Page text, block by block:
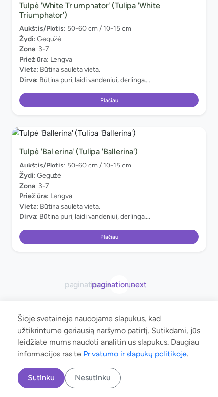
Tulpė 'White Triumphator' (Tulipa 'White
Triumphator')
Aukštis/Plotis: 50-60 cm / 10-15 cm
Žydi: Gegužė
Zona: 3-7
Priežiūra: Lengva
Vieta: Būtina saulėta vieta.
Dirva: Būtina puri, laidi vandeniui, derlinga,...
Plačiau
Tulpė 'Ballerina' (Tulipa 'Ballerina')
Aukštis/Plotis: 50-60 cm / 10-15 cm
Žydi: Gegužė
Zona: 3-7
Priežiūra: Lengva
Vieta: Būtina saulėta vieta.
Dirva: Būtina puri, laidi vandeniui, derlinga,...
Plačiau
pagination.previous
pagination.next
© 2026 manoaugalas.lt. Neradote Jums reikalingo augalo ar radote
klaidą ar norite bendradarbiauti? Parašykite:
klausti@manoaugalas.lt
Privatumo ir slapukų politika
Šioje svetainėje naudojame slapukus, kad
užtikrintume geriausią naršymo patirtį. Sutikdami, jūs
leidžiate mums naudoti analitinius slapukus. Daugiau
informacijos rasite Privatumo ir slapukų politikoje.
Sutinku Nesutinku